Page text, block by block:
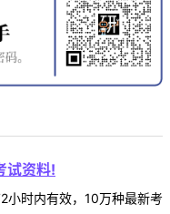
试资料!
小时内有效，10万种最新考